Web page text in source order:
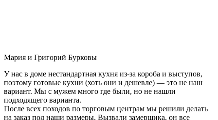
Мария и Григорий Бурковы
У нас в доме нестандартная кухня из-за короба и выступов,
поэтому готовые кухни (хоть они и дешевле) — это не наш
вариант. Мы с мужем много где были, но не нашли
подходящего варианта.
После всех походов по торговым центрам мы решили делать
на заказ под наши размеры. Вызвали замерщика, он все